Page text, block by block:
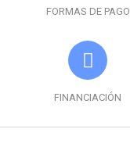
FORMAS DE PAGO
FINANCIACIÓN